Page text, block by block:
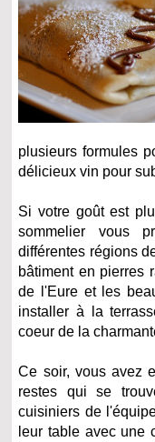
plusieurs formules
délicieux vin pour
Si votre goût est
sommelier vous
différentes régions
bâtiment en pierres
de l'Eure et les
installer à la
coeur de la
Ce soir, vous avez
restes qui se
cuisiniers de
leur table avec une